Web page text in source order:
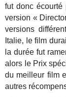
fut donc
version «
versions
Italie, le film
la durée fut
alors le Prix
du meilleur film
autres